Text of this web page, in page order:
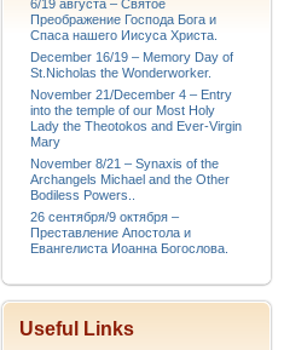
6/19 августа – Святое
Преображение Господа Бога и
Спаса нашего Иисуса Христа.
December 16/19 – Memory Day of
St.Nicholas the Wonderworker.
November 21/December 4 – Entry
into the temple of our Most Holy
Lady the Theotokos and Ever-Virgin
Mary
November 8/21 – Synaxis of the
Archangels Michael and the Other
Bodiless Powers..
26 сентября/9 октября –
Преставление Апостола и
Евангелиста Иоанна Богослова.
Useful Links